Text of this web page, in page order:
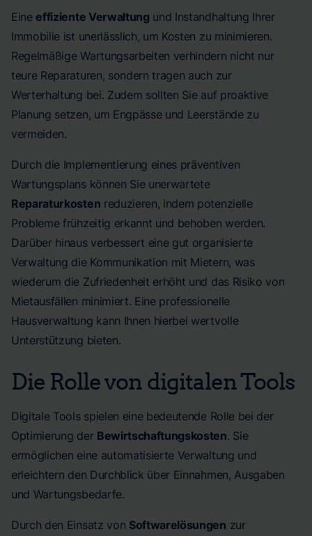
Eine effiziente Verwaltung und Instandhaltung Ihrer
Immobilie ist unerlässlich, um Kosten zu minimieren.
Regelmäßige Wartungsarbeiten verhindern nicht nur
teure Reparaturen, sondern tragen auch zur
Werterhaltung bei. Zudem sollten Sie auf proaktive
Planung setzen, um Engpässe und Leerstände zu
vermeiden.
Durch die Implementierung eines präventiven
Wartungsplans können Sie unerwartete
Reparaturkosten reduzieren, indem potenzielle
Probleme frühzeitig erkannt und behoben werden.
Darüber hinaus verbessert eine gut organisierte
Verwaltung die Kommunikation mit Mietern, was
wiederum die Zufriedenheit erhöht und das Risiko von
Mietausfällen minimiert. Eine professionelle
Hausverwaltung kann Ihnen hierbei wertvolle
Unterstützung bieten.
Die Rolle von digitalen Tools
Digitale Tools spielen eine bedeutende Rolle bei der
Optimierung der Bewirtschaftungskosten. Sie
ermöglichen eine automatisierte Verwaltung und
erleichtern den Durchblick über Einnahmen, Ausgaben
und Wartungsbedarfe.
Durch den Einsatz von Softwarelösungen zur